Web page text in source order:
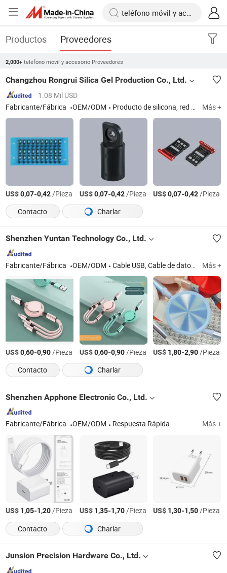
Productos Proveedores
2,000+ teléfono móvil y accesorio Proveedores
Changzhou Rongrui Silica Gel Production Co., Ltd.
1.08 Mil USD
Fabricante/Fábrica
OEM/ODM Producto de silicona, red antipolvo para teléfono móvil, varilla de actuador de tecla, émbolo de tecla para teléfono móvil, anillo de sellado para automóvil, sello de aceite para anillo de sellado de automóvil, moldeo por inyección de plástico Más +
US$0,07-0,42/Pieza US$0,07-0,42/Pieza US$0,07-0,42/Pieza
Contacto
Charlar
Shenzhen Yuntan Technology Co., Ltd.
Fabricante/Fábrica OEM/ODM Cable USB, Cable de datos, Regalo, Batería externa, Soporte para teléfono, Regalo OEM, Ventilador Más +
US$0,60-0,90/Pieza US$0,60-0,90/Pieza US$ 1,80-2,90/Pieza
Contacto
Charlar
Shenzhen Apphone Electronic Co., Ltd.
Fabricante/Fábrica OEM/ODM Respuesta Rápida Más +
US$ 1,05-1,20/Pieza US$ 1,35-1,70/Pieza US$ 1,30-1,50/Pieza
Contacto
Charlar
Junsion Precision Hardware Co., Ltd.